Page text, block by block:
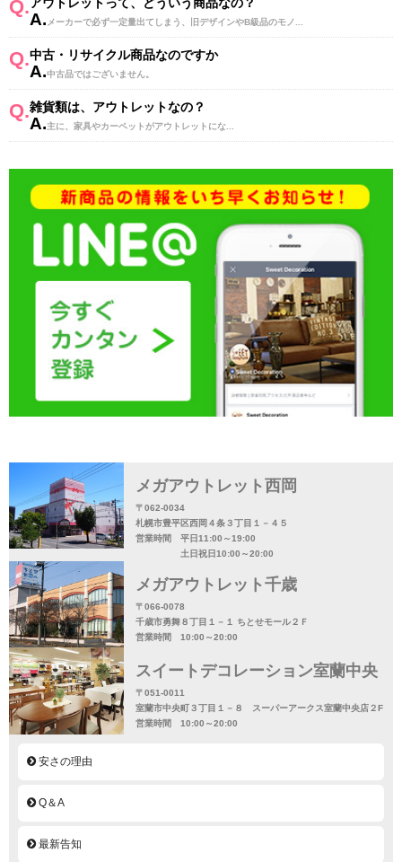
Q.
A. メーカーで必ず一定量出てしまう、旧デザインやB級品のモノ...
Q.中古・リサイクル商品なのですか
A.中古品ではございません。
Q.雑貨類は、アウトレットなの？
A.主に、家具やカーペットがアウトレットにな...
メガアウトレット西岡
〒062-0034
札幌市豊平区西岡４条３丁目１－４５
営業時間 平日11:00～19:00
土日祝日10:00～20:00
メガアウトレット千歳
〒066-0078
千歳市勇舞８丁目１－１ ちとせモール２Ｆ
営業時間 10:00～20:00
スイートデコレーション室蘭中央
〒051-0011
室蘭市中央町３丁目１－８ スーパーアークス室蘭中央店２F
営業時間 10:00～20:00
安さの理由
Q＆A
最新告知